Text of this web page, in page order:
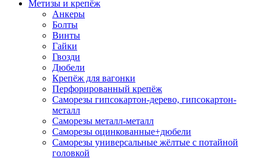
Метизы и крепёж
Анкеры
Болты
Винты
Гайки
Гвозди
Дюбели
Крепёж для вагонки
Перфорированный крепёж
Саморезы гипсокартон-дерево, гипсокартон-
металл
Саморезы металл-металл
Саморезы оцинкованные+дюбели
Саморезы универсальные жёлтые с потайной
головкой